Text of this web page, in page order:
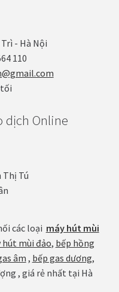
- Hà Nội
110
dịch Online
Thị Tú
các loại máy hút mùi
hút mùi đảo, bếp hồng
âm, bếp gas dương,
, giá rẻ nhất tại Hà